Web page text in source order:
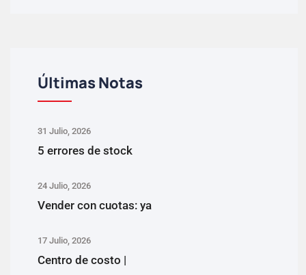
Últimas Notas
31 Julio, 2026
5 errores de stock
24 Julio, 2026
Vender con cuotas: ya
17 Julio, 2026
Centro de costo |